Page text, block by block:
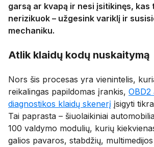
garsą ar kvapą ir nesi įsitikinęs, kas
nerizikuok – užgesink variklį ir
mechaniku.
Atlik klaidų kodų nuskaitymą
Nors šis procesas yra vienintelis,
reikalingas papildomas įrankis, OBD2
diagnostikos klaidų skenerį įsigyti
Tai paprasta – šiuolaikiniai
100 valdymo modulių, kurių
galios pavaros, stabdžių,